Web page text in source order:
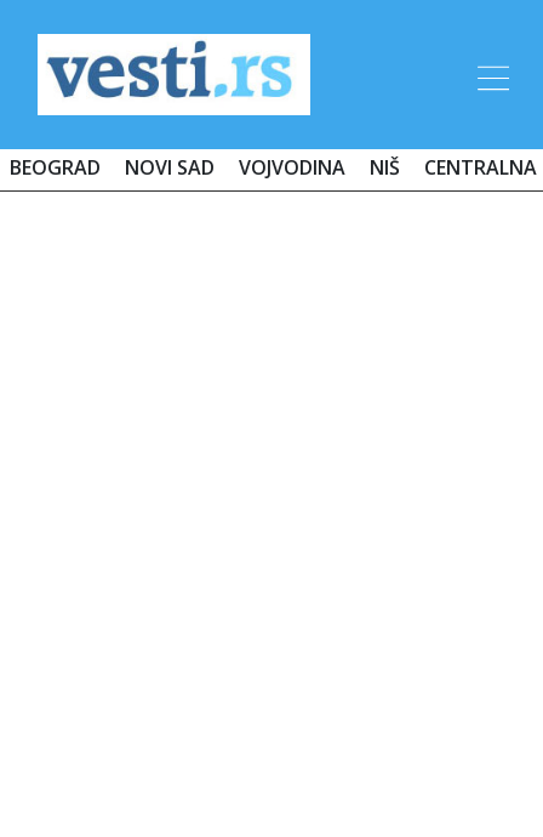
BEOGRAD NOVI SAD VOJVODINA NIŠ CENTRALNA